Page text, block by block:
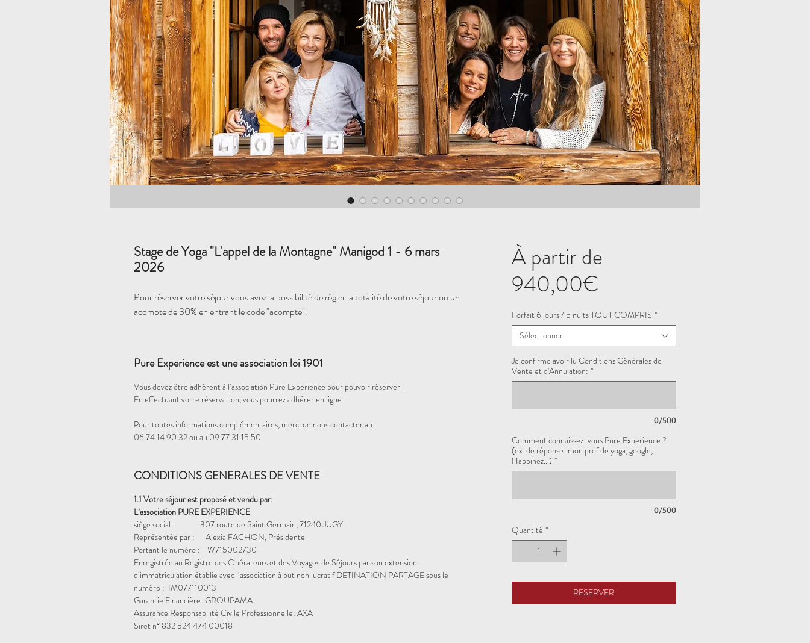
Stage de Yoga "L'appel de la Montagne" Manigod 1 - 6 mars
2026
Pour réserver votre séjour vous avez la possibilité de régler la totalité de votre séjour ou un
acompte de 30% en entrant le code "acompte".
Pure Experience est une association loi 1901
Vous devez être adhérent à l’association Pure Experience pour pouvoir réserver.
En effectuant votre réservation, vous pourrez adhérer en ligne.
Pour toutes informations complémentaires, merci de nous contacter au:
06 74 14 90 32 ou au 09 77 31 15 50
CONDITIONS GENERALES DE VENTE
1.1 Votre séjour est proposé et vendu par:
L’association PURE EXPERIENCE
siège social : 307 route de Saint Germain, 71240 JUGY
Représentée par : Alexia FACHON, Présidente
Portant le numéro : W715002730
Enregistrée au Registre des Opérateurs et des Voyages de Séjours par son extension
d’immatriculation établie avec l’association à but non lucratif DETINATION PARTAGE sous le
numéro : IM077110013
Garantie Financière: GROUPAMA
Assurance Responsabilité Civile Professionnelle: AXA
Siret n° 832 524 474 00018
À partir de
940,00€Prix
promotionnel
Forfait 6 jours / 5 nuits TOUT COMPRIS *
Sélectionner
Je confirme avoir lu Conditions Générales de
Vente et d'Annulation: *
0/500
Comment connaissez-vous Pure Experience ?
(ex. de réponse: mon prof de yoga, google,
Happinez...) *
0/500
Quantité *
RESERVER